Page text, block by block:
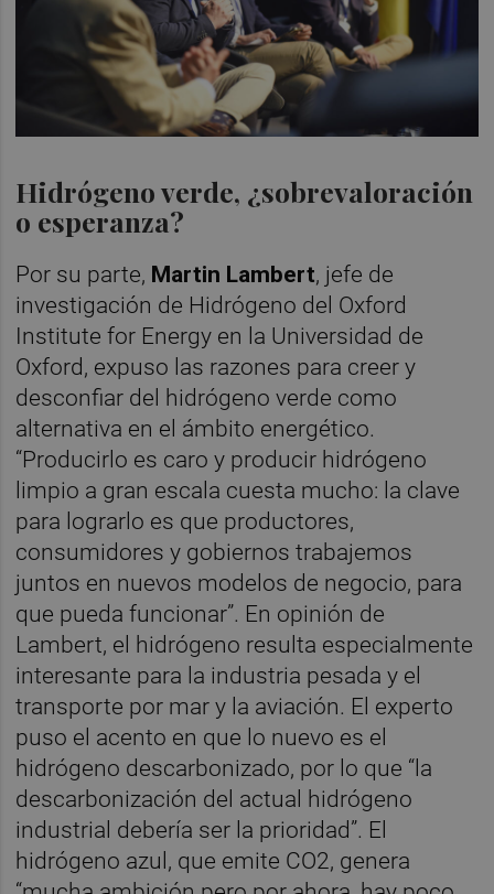
Hidrógeno verde, ¿sobrevaloración
o esperanza?
Por su parte, Martin Lambert, jefe de
investigación de Hidrógeno del Oxford
Institute for Energy en la Universidad de
Oxford, expuso las razones para creer y
desconfiar del hidrógeno verde como
alternativa en el ámbito energético.
“Producirlo es caro y producir hidrógeno
limpio a gran escala cuesta mucho: la clave
para lograrlo es que productores,
consumidores y gobiernos trabajemos
juntos en nuevos modelos de negocio, para
que pueda funcionar”. En opinión de
Lambert, el hidrógeno resulta especialmente
interesante para la industria pesada y el
transporte por mar y la aviación. El experto
puso el acento en que lo nuevo es el
hidrógeno descarbonizado, por lo que “la
descarbonización del actual hidrógeno
industrial debería ser la prioridad”. El
hidrógeno azul, que emite CO2, genera